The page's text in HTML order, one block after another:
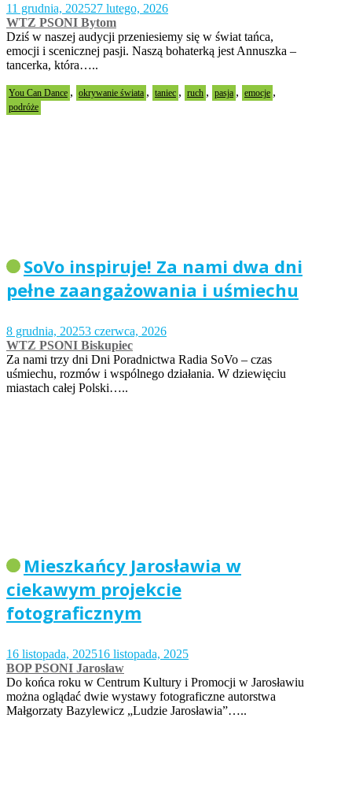
11 grudnia, 202527 lutego, 2026
WTZ PSONI Bytom
Dziś w naszej audycji przeniesiemy się w świat tańca,
emocji i scenicznej pasji. Naszą bohaterką jest Annuszka –
tancerka, która…..
You Can Dance , okrywanie świata , taniec , ruch , pasja , emocje ,
podróże
SoVo inspiruje! Za nami dwa dni
pełne zaangażowania i uśmiechu
8 grudnia, 20253 czerwca, 2026
WTZ PSONI Biskupiec
Za nami trzy dni Dni Poradnictwa Radia SoVo – czas
uśmiechu, rozmów i wspólnego działania. W dziewięciu
miastach całej Polski…..
Mieszkańcy Jarosławia w
ciekawym projekcie
fotograficznym
16 listopada, 202516 listopada, 2025
BOP PSONI Jarosław
Do końca roku w Centrum Kultury i Promocji w Jarosławiu
można oglądać dwie wystawy fotograficzne autorstwa
Małgorzaty Bazylewicz „Ludzie Jarosławia”…..